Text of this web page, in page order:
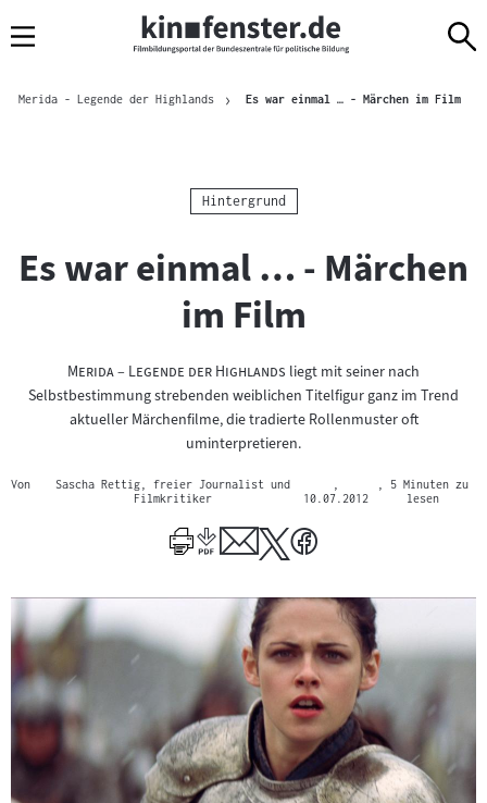
Navigation
zum
zur
amBrotkrümelnavigation
Merida - Legende der Highlands Es war einmal … - Märchen im Film
Kategorie:
Hintergrund
Es war einmal … - Märchen
im Film
"Merida – Legende der Highlands "liegt mit seiner nach
Selbstbestimmung strebenden weiblichen Titelfigur ganz im Trend
aktueller Märchenfilme, die tradierte Rollenmuster oft
uminterpretieren.
Von
Sascha Rettig, freier Journalist und
Filmkritiker
10.07.2012
, 5 Minuten zu
lesen